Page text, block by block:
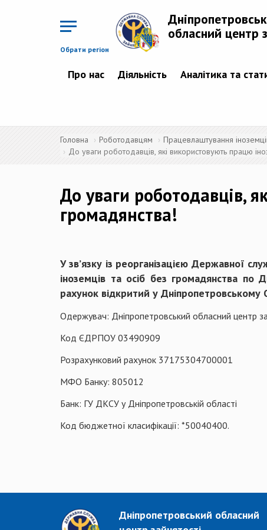
Обрати регіон
обласний центр
Про нас Діяльність Аналітика та
Головна Роботодавцям Працевлаштування
До уваги роботодавців, які використовують працю
До уваги роботодавців,
громадянства!
У зв’язку із реорганізацією Державної
іноземців та осіб без громадянства по
рахунок відкритий у
Одержувач: Дніпропетровський обласний центр
Код ЄДРПОУ 03490909
Розрахунковий рахунок 37175304700001
МФО Банку: 805012
Банк: ГУ ДКСУ у Дніпропетровській області
Код бюджетної класифікації: *50040400.
Дніпропетровський обласний